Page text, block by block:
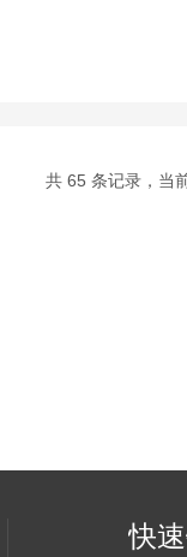
共 65 条记录，当
快